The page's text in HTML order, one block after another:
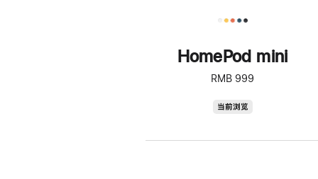
HomePod mini
RMB 999
当前浏览